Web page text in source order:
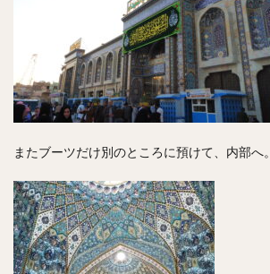
またブーツだけ別のところに預けて、内部へ。